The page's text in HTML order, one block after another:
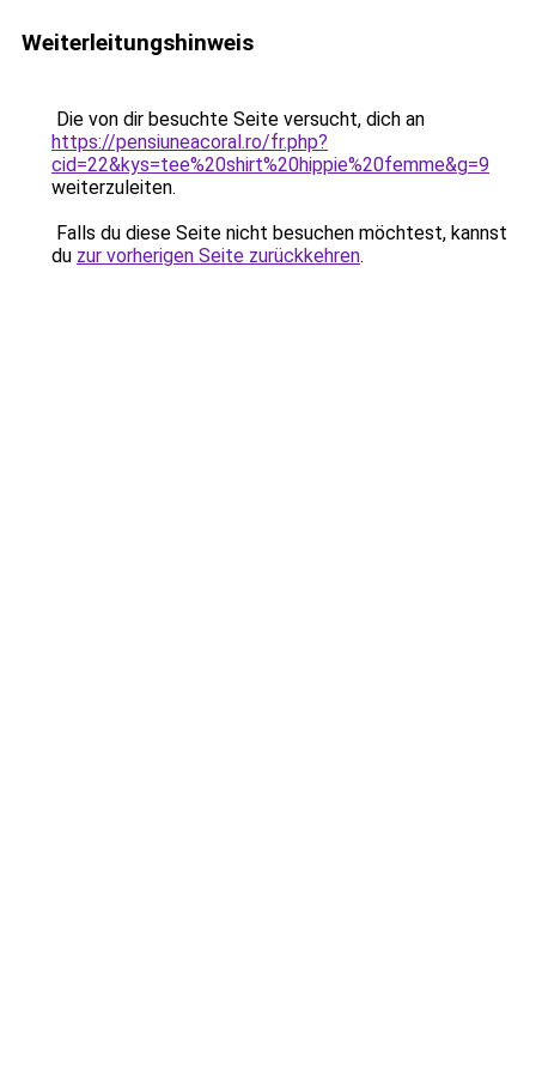
Weiterleitungshinweis
Die von dir besuchte Seite versucht, dich an
https://pensiuneacoral.ro/fr.php?
cid=22&kys=tee%20shirt%20hippie%20femme&g=9
weiterzuleiten.
Falls du diese Seite nicht besuchen möchtest, kannst
du zur vorherigen Seite zurückkehren.